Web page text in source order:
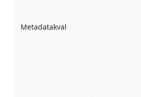
Metadatakvalitet